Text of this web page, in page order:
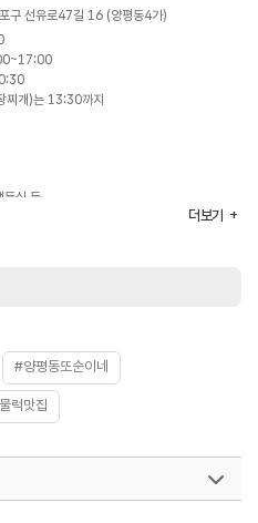
구 선유로47길 16 (양평동4가)
찌개)는 13:30까지
등심 등
더보기
#양평동또순이네
럭맛집